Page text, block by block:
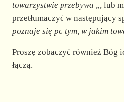
towarzystwie przebywa „, lub
przetłumaczyć w następujący
poznaje się po tym, w jakim
Proszę zobaczyć również Bóg
łączą.